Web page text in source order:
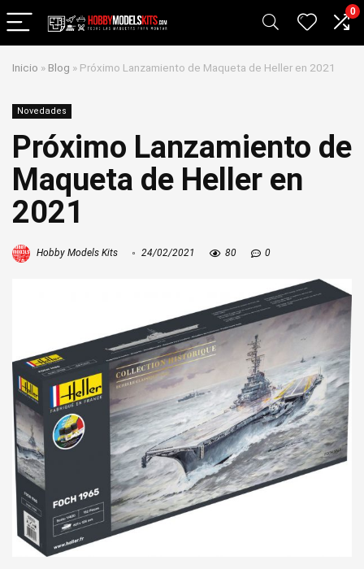
0
Inicio » Blog » Próximo Lanzamiento de Maqueta de Heller en 2021
Novedades
Próximo Lanzamiento de
Maqueta de Heller en
2021
Hobby Models Kits 24/02/2021 80 0